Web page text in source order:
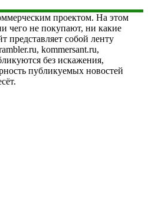
проектом. На этом
чего не покупают, ни какие
представляет собой ленту
kommersant.ru,
без искажения,
публикуемых новостей